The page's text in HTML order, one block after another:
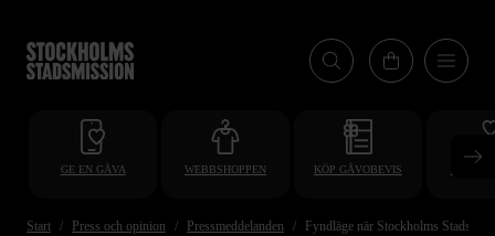
till
huvudinnehåll
GE EN GÅVA WEBBSHOPPEN KÖP GÅVOBEVIS
Start Press och opinion Pressmeddelanden Fyndläge när Stockholms